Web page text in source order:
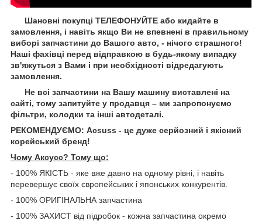
Шановні покупці ТЕЛЕФОНУЙТЕ або кидайте в
замовлення, і навіть якщо Ви не впевнені в правильному
виборі запчастини до Вашого авто, - нічого страшного!
Наші фахівці перед відправкою в будь-якому випадку
зв'яжуться з Вами і при необхідності відредагують
замовлення.
Не всі запчастини на Вашу машину виставлені на
сайті, тому запитуйте у продавця – ми запропонуємо
фільтри, колодки та інші автодеталі.
РЕКОМЕНДУЄМО: Acsuss - це дуже серйозний і якісний
корейський бренд!
Чому Aксусс? Тому що:
- 100% ЯКІСТЬ - яке вже давно на одному рівні, і навіть
перевершує своїх європейських і японських конкурентів.
- 100% ОРИГІНАЛЬНА запчастина
- 100% ЗАХИСТ від підробок - кожна запчастина окремо